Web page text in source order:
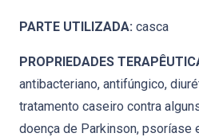
PARTE UTILIZADA: casca
PROPRIEDADES
antibacteriano, antifúngico,
tratamento caseiro contra
doença de Parkinson, psoríase